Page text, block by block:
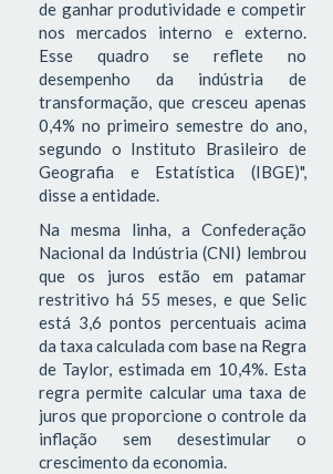
de ganhar produtividade e competir
nos mercados interno e externo.
Esse quadro se reflete no
desempenho da indústria de
transformação, que cresceu apenas
0,4% no primeiro semestre do ano,
segundo o Instituto Brasileiro de
Geografia e Estatística (IBGE)",
disse a entidade.
Na mesma linha, a Confederação
Nacional da Indústria (CNI) lembrou
que os juros estão em patamar
restritivo há 55 meses, e que Selic
está 3,6 pontos percentuais acima
da taxa calculada com base na Regra
de Taylor, estimada em 10,4%. Esta
regra permite calcular uma taxa de
juros que proporcione o controle da
inflação sem desestimular o
crescimento da economia.